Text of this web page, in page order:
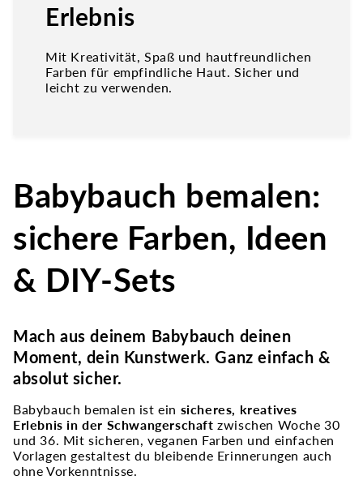
Erlebnis
Mit Kreativität, Spaß und hautfreundlichen
Farben für empfindliche Haut. Sicher und
leicht zu verwenden.
Babybauch bemalen:
sichere Farben, Ideen
& DIY-Sets
Mach aus deinem Babybauch deinen
Moment, dein Kunstwerk. Ganz einfach &
absolut sicher.
Babybauch bemalen ist ein sicheres, kreatives
Erlebnis in der Schwangerschaft zwischen Woche 30
und 36. Mit sicheren, veganen Farben und einfachen
Vorlagen gestaltest du bleibende Erinnerungen auch
ohne Vorkenntnisse.